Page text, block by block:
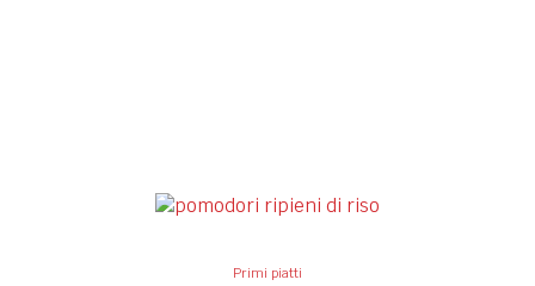
Primi piatti